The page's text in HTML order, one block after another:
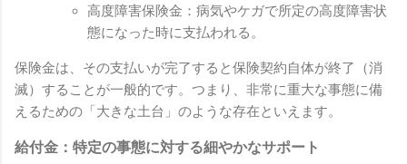
高度障害保険金：病気やケガで所定の高度障害状
態になった時に支払われる。
保険金は、その支払いが完了すると保険契約自体が終了（消
滅）することが一般的です。つまり、非常に重大な事態に備
えるための「大きな土台」のような存在といえます。
給付金：特定の事態に対する細やかなサポート